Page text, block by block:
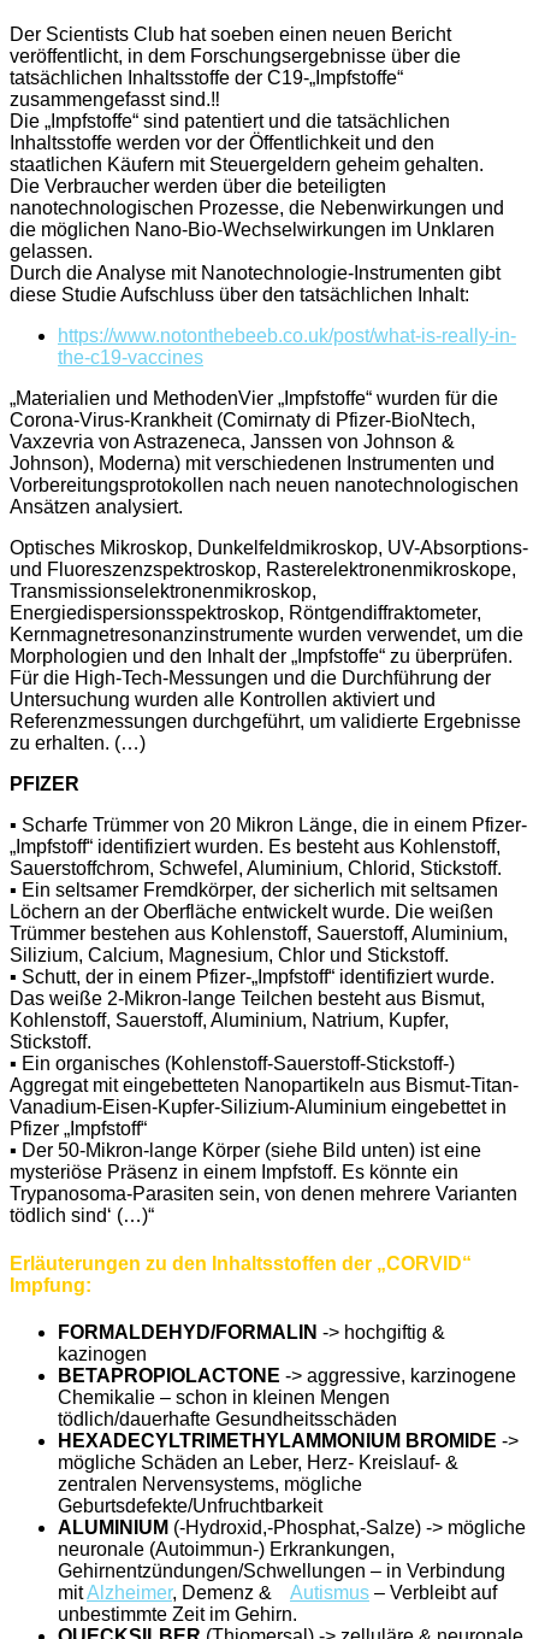
Der Scientists Club hat soeben einen neuen Bericht
veröffentlicht, in dem Forschungsergebnisse über die
tatsächlichen Inhaltsstoffe der C19-„Impfstoffe“
zusammengefasst sind.‼️
Die „Impfstoffe“ sind patentiert und die tatsächlichen
Inhaltsstoffe werden vor der Öffentlichkeit und den
staatlichen Käufern mit Steuergeldern geheim gehalten.
Die Verbraucher werden über die beteiligten
nanotechnologischen Prozesse, die Nebenwirkungen und
die möglichen Nano-Bio-Wechselwirkungen im Unklaren
gelassen.
Durch die Analyse mit Nanotechnologie-Instrumenten gibt
diese Studie Aufschluss über den tatsächlichen Inhalt:
https://www.notonthebeeb.co.uk/post/what-is-really-in-
the-c19-vaccines
„Materialien und MethodenVier „Impfstoffe“ wurden für die
Corona-Virus-Krankheit (Comirnaty di Pfizer-BioNtech,
Vaxzevria von Astrazeneca, Janssen von Johnson &
Johnson), Moderna) mit verschiedenen Instrumenten und
Vorbereitungsprotokollen nach neuen nanotechnologischen
Ansätzen analysiert.
Optisches Mikroskop, Dunkelfeldmikroskop, UV-Absorptions-
und Fluoreszenzspektroskop, Rasterelektronenmikroskope,
Transmissionselektronenmikroskop,
Energiedispersionsspektroskop, Röntgendiffraktometer,
Kernmagnetresonanzinstrumente wurden verwendet, um die
Morphologien und den Inhalt der „Impfstoffe“ zu überprüfen.
Für die High-Tech-Messungen und die Durchführung der
Untersuchung wurden alle Kontrollen aktiviert und
Referenzmessungen durchgeführt, um validierte Ergebnisse
zu erhalten. (…)
PFIZER
▪️ Scharfe Trümmer von 20 Mikron Länge, die in einem Pfizer-
„Impfstoff“ identifiziert wurden. Es besteht aus Kohlenstoff,
Sauerstoffchrom, Schwefel, Aluminium, Chlorid, Stickstoff.
▪️ Ein seltsamer Fremdkörper, der sicherlich mit seltsamen
Löchern an der Oberfläche entwickelt wurde. Die weißen
Trümmer bestehen aus Kohlenstoff, Sauerstoff, Aluminium,
Silizium, Calcium, Magnesium, Chlor und Stickstoff.
▪️ Schutt, der in einem Pfizer-„Impfstoff“ identifiziert wurde.
Das weiße 2-Mikron-lange Teilchen besteht aus Bismut,
Kohlenstoff, Sauerstoff, Aluminium, Natrium, Kupfer,
Stickstoff.
▪️ Ein organisches (Kohlenstoff-Sauerstoff-Stickstoff-)
Aggregat mit eingebetteten Nanopartikeln aus Bismut-Titan-
Vanadium-Eisen-Kupfer-Silizium-Aluminium eingebettet in
Pfizer „Impfstoff“
▪️ Der 50-Mikron-lange Körper (siehe Bild unten) ist eine
mysteriöse Präsenz in einem Impfstoff. Es könnte ein
Trypanosoma-Parasiten sein, von denen mehrere Varianten
tödlich sind‘ (…)“
Erläuterungen zu den Inhaltsstoffen der „CORVID“
Impfung:
FORMALDEHYD/FORMALIN -> hochgiftig &
kazinogen
BETAPROPIOLACTONE -> aggressive, karzinogene
Chemikalie – schon in kleinen Mengen
tödlich/dauerhafte Gesundheitsschäden
HEXADECYLTRIMETHYLAMMONIUM BROMIDE ->
mögliche Schäden an Leber, Herz- Kreislauf- &
zentralen Nervensystems, mögliche
Geburtsdefekte/Unfruchtbarkeit
ALUMINIUM (-Hydroxid,-Phosphat,-Salze) -> mögliche
neuronale (Autoimmun-) Erkrankungen,
Gehirnentzündungen/Schwellungen – in Verbindung
mitAlzheimer, Demenz & Autismus – Verbleibt auf
unbestimmte Zeit im Gehirn.